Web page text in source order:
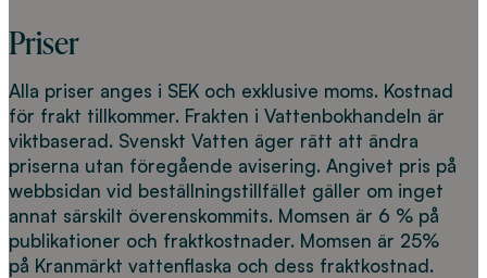
Priser
Alla priser anges i SEK och exklusive moms. Kostnad
för frakt tillkommer. Frakten i Vattenbokhandeln är
viktbaserad. Svenskt Vatten äger rätt att ändra
priserna utan föregående avisering. Angivet pris på
webbsidan vid beställningstillfället gäller om inget
annat särskilt överenskommits. Momsen är 6 % på
publikationer och fraktkostnader. Momsen är 25%
på Kranmärkt vattenflaska och dess fraktkostnad.